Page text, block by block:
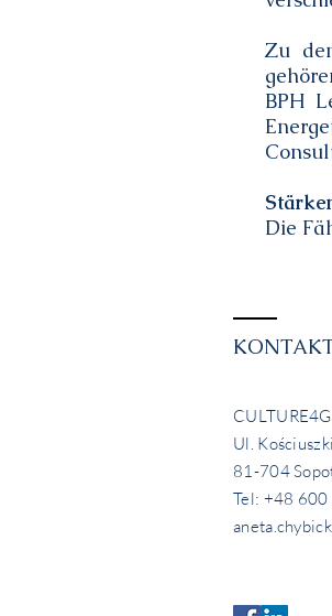
Zu
BPH
Die
Ul.
81-704
Tel: +48